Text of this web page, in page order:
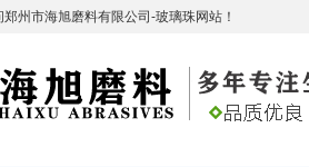
州市海旭磨料有限公司-玻璃珠网站！